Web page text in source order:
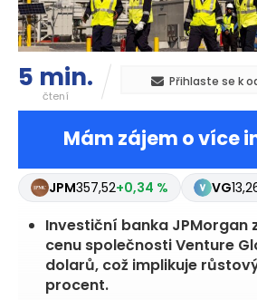
5 min.
čtení
Přihlaste se k
Mám zájem o více
JPM357,52+0,34 % VG
Investiční banka JPMorgan
cenu společnosti Venture
dolarů, což implikuje
procent.